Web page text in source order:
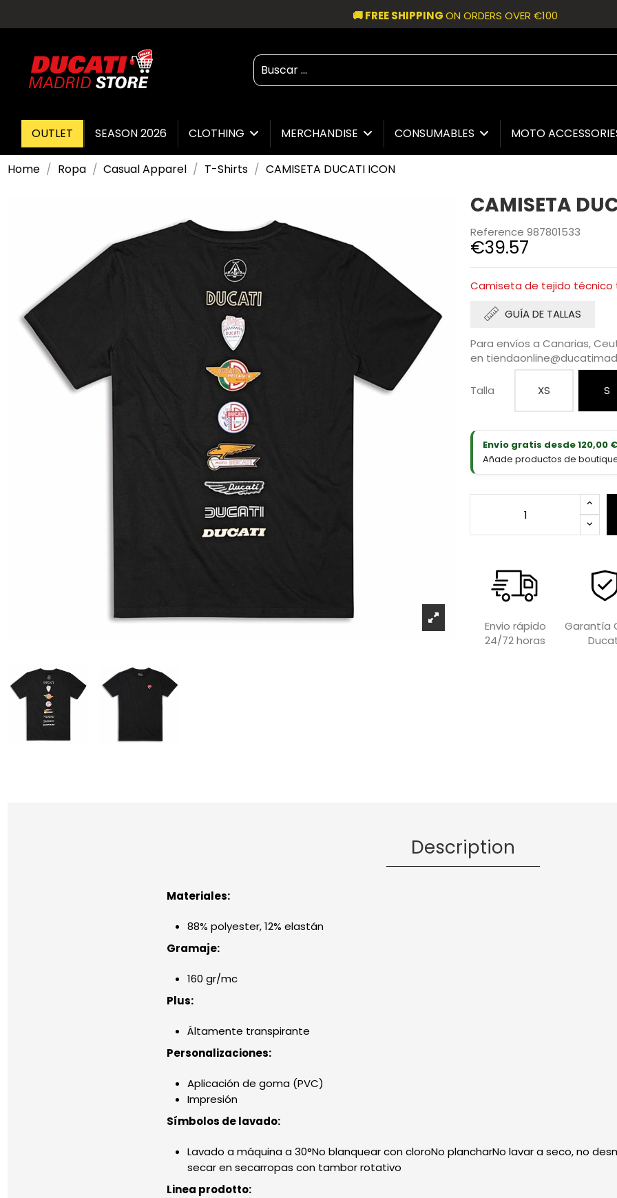
🚚 FREE SHIPPINGON ORDERS OVER €100
OUTLET SEASON 2026 CLOTHING MERCHANDISE CONSUMABLES MOTO
Home Ropa Casual Apparel T-Shirts CAMISETA DUCATI ICON
CAMISETA
Reference 987801533
€39.57
Camiseta de tejido técnico
GUÍA DE TALLAS
Para envíos a Canarias,
en
Talla XS S
Envío gratis desde 120,00
Añade productos de
Envio rápido
24/72 horas
Garantía
Description
Materiales:
88% polyester, 12% elastán
Gramaje:
160 gr/mc
Plus:
Áltamente transpirante
Personalizaciones:
Aplicación de goma (PVC)
Impresión
Símbolos de lavado:
Lavado a máquina a 30°No blanquear con cloroNo plancharNo lavar a seco, no
secar en secarropas con tambor rotativo
Linea prodotto: